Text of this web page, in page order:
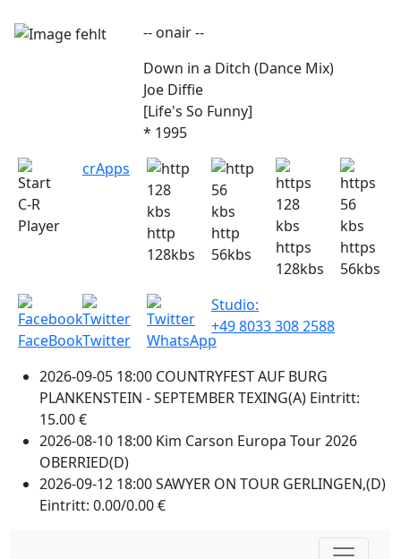
-- onair --
Down in a Ditch (Dance Mix)
Joe Diffie
[Life's So Funny]
* 1995
C-R
Player
crApps
http
128kbs
http
56kbs
https
128kbs
https
56kbs
FaceBookTwitter WhatsApp
Studio:
+49 8033 308 2588
2026-09-05 18:00 COUNTRYFEST AUF BURG
PLANKENSTEIN - SEPTEMBER TEXING(A) Eintritt:
15.00 €
2026-08-10 18:00 Kim Carson Europa Tour 2026
OBERRIED(D)
2026-09-12 18:00 SAWYER ON TOUR GERLINGEN,(D)
Eintritt: 0.00/0.00 €